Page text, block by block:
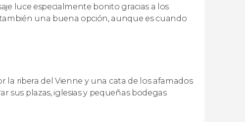
luce especialmente bonito gracias a los
una buena opción, aunque es cuando
la ribera del Vienne y una cata de los afamados
sus plazas, iglesias y pequeñas bodegas